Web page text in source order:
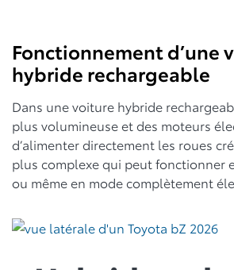
Fonctionnement d’une
hybride rechargeable
Dans une voiture hybride
plus volumineuse et des moteurs
d’alimenter directement les roues
plus complexe qui peut fonctionner
ou même en mode complètement